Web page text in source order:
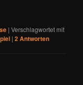
|Verschlagwortet mit
|2 Antworten